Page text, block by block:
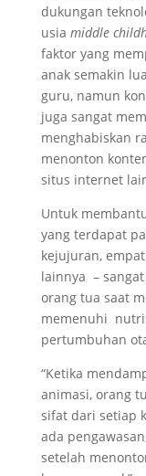
dukungan
usia middle
faktor yang
anak semakin
guru, namun
juga sangat
menghabiskan
menonton
situs internet
Untuk
yang terdapat
kejujuran,
lainnya –
orang tua saat
memenuhi
pertumbuhan
“Ketika
animasi, orang
sifat dari setiap
ada
setelah